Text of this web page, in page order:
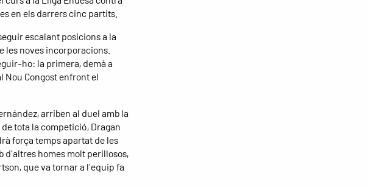
en els darrers cinc partits.
escalant posicions a la
noves incorporacions.
ho: la primera, demà a
Nou Congost enfront el
arriben al duel amb la
tota la competició, Dragan
força temps apartat de les
d'altres homes molt perillosos,
que va tornar a l'equip fa